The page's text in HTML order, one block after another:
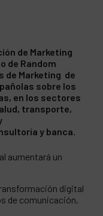
de Marketing
de Random
de Marketing de
sobre los
en los sectores
transporte,
y banca.
aumentará un
digital
de comunicación,